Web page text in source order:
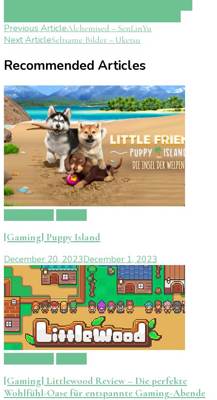
Post
Navigation
Previous ArticleAlchemised – SenLinYu
Next ArticleSeltsame Bilder – Uketsu
Recommended Articles
[Gaming] Puppy Island
December 20, 2023December 1, 2023
[Gaming] Littlewood Review – Die perfekte
Wohlfühl-Oase für entspannte Gaming-Abende